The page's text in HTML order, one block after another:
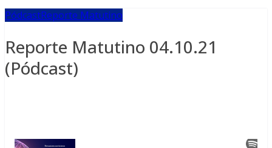
PódcastReporte Matutino
Reporte Matutino 04.10.21
(Pódcast)